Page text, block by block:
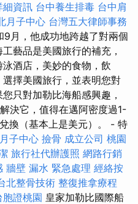
細資訊 台中養生排毒 台中肩
月子中心 台灣五大律師事務
月，他成功地跨越了對兩個
藝品是美國旅行的補充，
酒店，美妙的食物，飲
擇美國旅行，並表明您對
只對加勒比海船感興趣，
決它，值得在邁阿密度過1-
換（基本上是美元）。 - 特
子中心 撿骨 成立公司 桃園
旅行社代辦護照 網路行銷
牆壁 漏水 緊急處理 經絡按
北整骨技術 整復推拿療程
胞證桃園 皇家加勒比國際船